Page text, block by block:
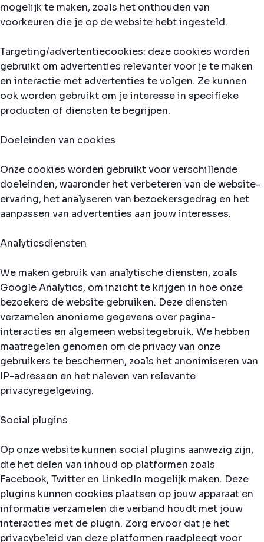
mogelijk te maken, zoals het onthouden van
voorkeuren die je op de website hebt ingesteld.
Targeting/advertentiecookies: deze cookies worden
gebruikt om advertenties relevanter voor je te maken
en interactie met advertenties te volgen. Ze kunnen
ook worden gebruikt om je interesse in specifieke
producten of diensten te begrijpen.
Doeleinden van cookies
Onze cookies worden gebruikt voor verschillende
doeleinden, waaronder het verbeteren van de website-
ervaring, het analyseren van bezoekersgedrag en het
aanpassen van advertenties aan jouw interesses.
Analyticsdiensten
We maken gebruik van analytische diensten, zoals
Google Analytics, om inzicht te krijgen in hoe onze
bezoekers de website gebruiken. Deze diensten
verzamelen anonieme gegevens over pagina-
interacties en algemeen websitegebruik. We hebben
maatregelen genomen om de privacy van onze
gebruikers te beschermen, zoals het anonimiseren van
IP-adressen en het naleven van relevante
privacyregelgeving.
Social plugins
Op onze website kunnen social plugins aanwezig zijn,
die het delen van inhoud op platformen zoals
Facebook, Twitter en LinkedIn mogelijk maken. Deze
plugins kunnen cookies plaatsen op jouw apparaat en
informatie verzamelen die verband houdt met jouw
interacties met de plugin. Zorg ervoor dat je het
privacybeleid van deze platformen raadpleegt voor